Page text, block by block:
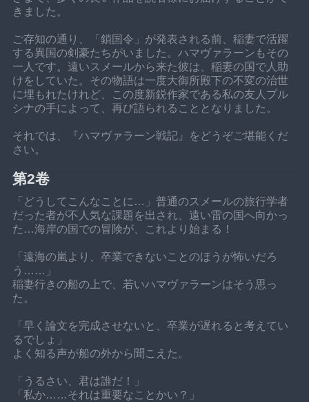
きました。
ご存知の通り、「鎖国令」が発表される前、稲妻で活躍
する異国の剣豪たちがいました。ハマヴァラーンもその
一人です。遠いスメールから来た彼は、稲妻の国で人助
けをしていた。その物語は一度大御所殿下の不変の治世
に埋もれたけれど、この度新鋭作家である私の友人プル
シナの手によって、再び語られることとなりました。
それでは、『ハマヴァラーン戦記』をどうぞご堪能くだ
さい。
第2卷
「どうしてこんなことに…」普通のスメールの旅行学者
だった者が不人気な課題を出され、遠い雷の国へ向かっ
た…海岸の国での冒険が、これより始まる！
「遠海の嵐より、卒業できないことのほうが怖いだろ
う……」
稲妻行きの船の上で、若いハマヴァラーンはそう思っ
た。
「早く論文を完成させないと、卒業が遅れると考えてい
るでしょ」
よく知る声が船の外から聞こえた。
「うるさい、君は誰だ！」
「私か……それは重要なことかい？」